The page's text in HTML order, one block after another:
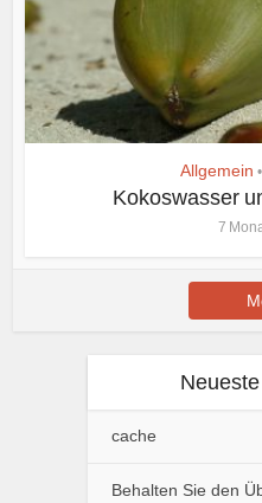
Allgemein •
Kokoswasser
7
cache
Behalten Sie den